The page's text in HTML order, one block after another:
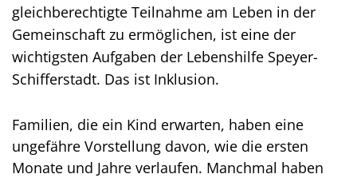
gleichberechtigte Teilnahme am Leben in der
Gemeinschaft zu ermöglichen, ist eine der
wichtigsten Aufgaben der Lebenshilfe Speyer-
Schifferstadt. Das ist Inklusion.
Familien, die ein Kind erwarten, haben eine
ungefähre Vorstellung davon, wie die ersten
Monate und Jahre verlaufen. Manchmal haben